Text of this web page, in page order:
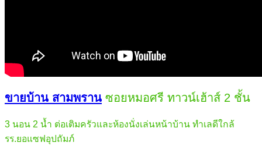
ขายบ้าน สามพราน ซอยหมอศรี ทาวน์เฮ้าส์ 2 ชั้น
3 นอน 2 น้ำ ต่อเติมครัวและห้องนั่งเล่นหน้าบ้าน ทำเลดีใกล้
รร.ยอแซฟอุปถัมภ์